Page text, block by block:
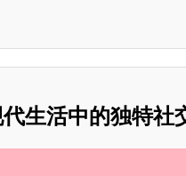
生活中的独特社